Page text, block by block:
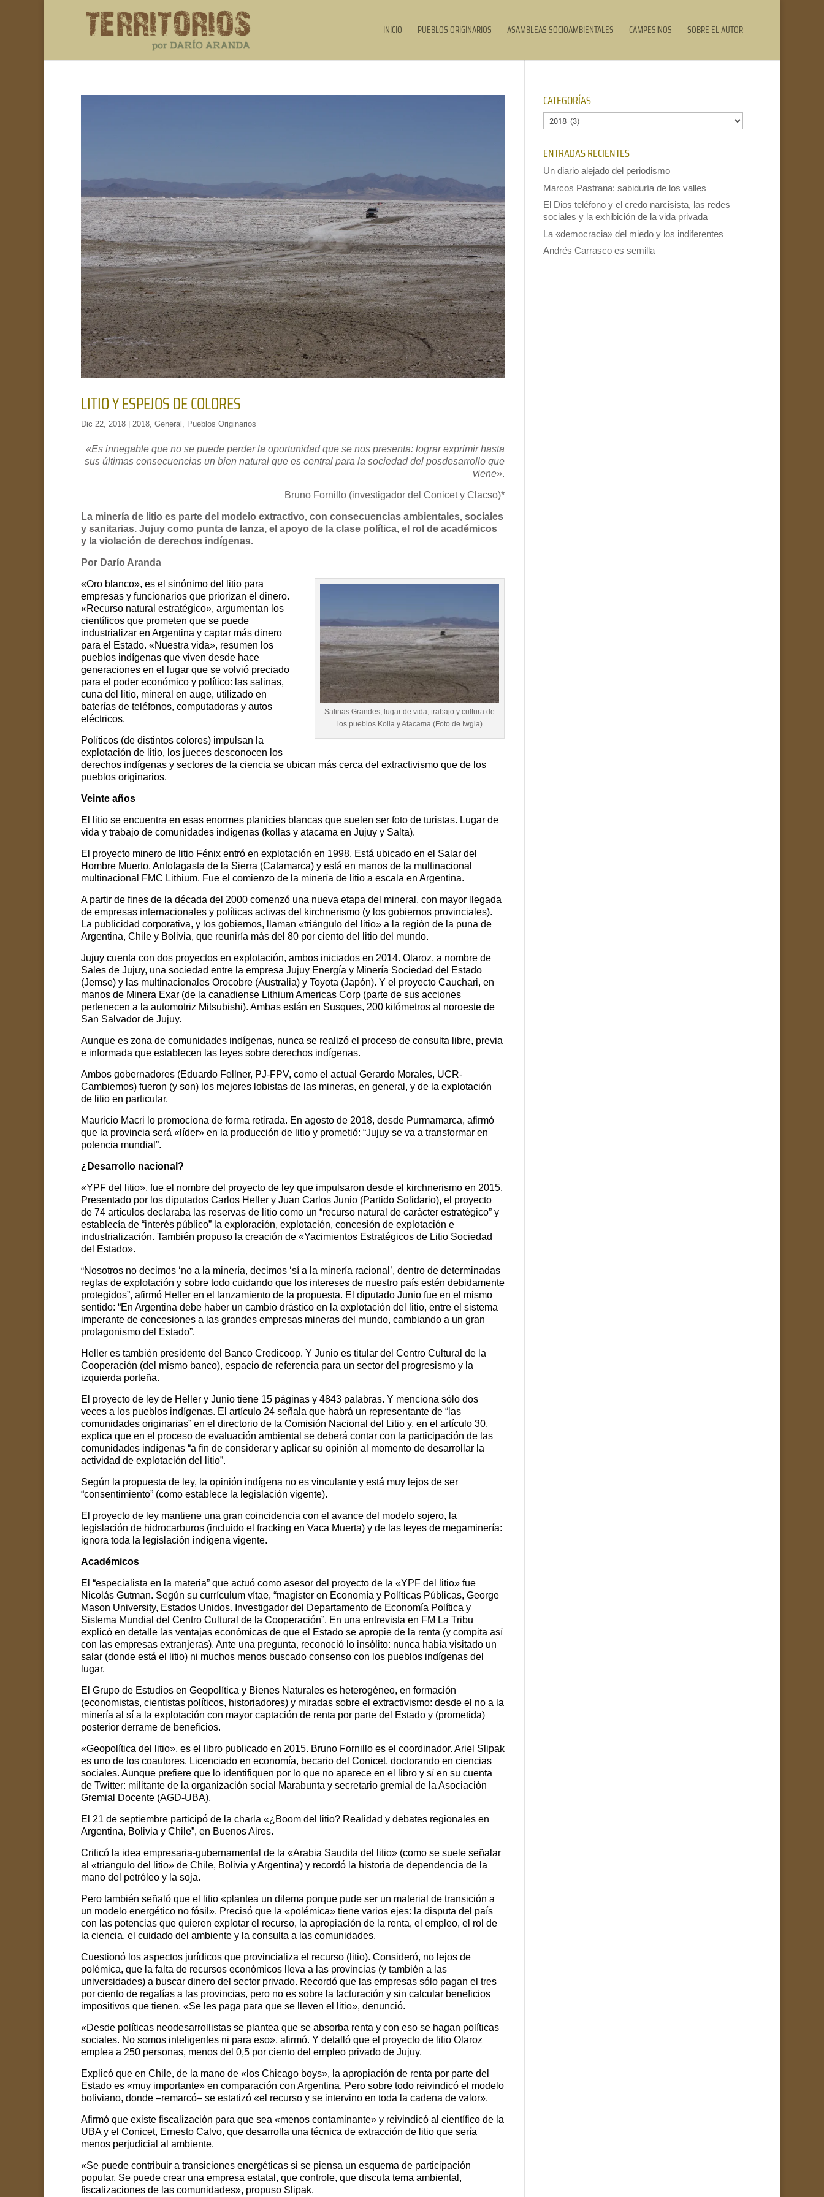
INICIO PUEBLOS ORIGINARIOS ASAMBLEAS SOCIOAMBIENTALES CAMPESINOS SOBRE EL AUTOR
LITIO Y ESPEJOS DE COLORES
Dic 22, 2018 | 2018 General Pueblos Originarios
«Es innegable que no se puede perder la oportunidad que se nos presenta: lograr exprimir hasta
sus últimas consecuencias un bien natural que es central para la sociedad del posdesarrollo que
viene».
Bruno Fornillo (investigador del Conicet y Clacso)*
La minería de litio es parte del modelo extractivo, con consecuencias ambientales, sociales
y sanitarias. Jujuy como punta de lanza, el apoyo de la clase política, el rol de académicos
y la violación de derechos indígenas.
Por Darío Aranda
Salinas Grandes, lugar de vida, trabajo y cultura de
los pueblos Kolla y Atacama (Foto de Iwgia)
«Oro blanco», es el sinónimo del litio para
empresas y funcionarios que priorizan el dinero.
«Recurso natural estratégico», argumentan los
científicos que prometen que se puede
industrializar en Argentina y captar más dinero
para el Estado. «Nuestra vida», resumen los
pueblos indígenas que viven desde hace
generaciones en el lugar que se volvió preciado
para el poder económico y político: las salinas,
cuna del litio, mineral en auge, utilizado en
baterías de teléfonos, computadoras y autos
eléctricos.
Políticos (de distintos colores) impulsan la
explotación de litio, los jueces desconocen los
derechos indígenas y sectores de la ciencia se ubican más cerca del extractivismo que de los
pueblos originarios.
Veinte años
El litio se encuentra en esas enormes planicies blancas que suelen ser foto de turistas. Lugar de
vida y trabajo de comunidades indígenas (kollas y atacama en Jujuy y Salta).
El proyecto minero de litio Fénix entró en explotación en 1998. Está ubicado en el Salar del
Hombre Muerto, Antofagasta de la Sierra (Catamarca) y está en manos de la multinacional
multinacional FMC Lithium. Fue el comienzo de la minería de litio a escala en Argentina.
A partir de fines de la década del 2000 comenzó una nueva etapa del mineral , con mayor llegada
de empresas internacionales y políticas activas del kirchnerismo (y los gobiernos provinciales).
La publicidad corporativa, y los gobiernos, llaman «triángulo del litio» a la región de la puna de
Argentina, Chile y Bolivia, que reuniría más del 80 por ciento del litio del mundo.
Jujuy cuenta con dos proyectos en explotación, ambos iniciados en 2014. Olaroz, a nombre de
Sales de Jujuy, una sociedad entre la empresa Jujuy Energía y Minería Sociedad del Estado
(Jemse) y las multinacionales Orocobre (Australia) y Toyota (Japón). Y el proyecto Cauchari, en
manos de Minera Exar (de la canadiense Lithium Americas Corp (parte de sus acciones
pertenecen a la automotriz Mitsubishi). Ambas están en Susques, 200 kilómetros al noroeste de
San Salvador de Jujuy.
Aunque es zona de comunidades indígenas, nunca se realizó el proceso de consulta libre, previa
e informada que establecen las leyes sobre derechos indígenas.
Ambos gobernadores (Eduardo Fellner, PJ-FPV, como el actual Gerardo Morales, UCR-
Cambiemos) fueron (y son) los mejores lobistas de las mineras, en general, y de la explotación
de litio en particular.
Mauricio Macri lo promociona de forma retirada. En agosto de 2018, desde Purmamarca, afirmó
que la provincia será «líder» en la producción de litio y prometió: “Jujuy se va a transformar en
potencia mundial”.
¿Desarrollo nacional?
«YPF del litio», fue el nombre del proyecto de ley que impulsaron desde el kirchnerismo en 2015.
Presentado por los diputados Carlos Heller y Juan Carlos Junio (Partido Solidario), el proyecto
de 74 artículos declaraba las reservas de litio como un “recurso natural de carácter estratégico” y
establecía de “interés público” la exploración, explotación, concesión de explotación e
industrialización. También propuso la creación de «Yacimientos Estratégicos de Litio Sociedad
del Estado».
“Nosotros no decimos ‘no a la minería, decimos ‘sí a la minería racional’, dentro de determinadas
reglas de explotación y sobre todo cuidando que los intereses de nuestro país estén debidamente
protegidos”, afirmó Heller en el lanzamiento de la propuesta. El diputado Junio fue en el mismo
sentido: “En Argentina debe haber un cambio drástico en la explotación del litio, entre el sistema
imperante de concesiones a las grandes empresas mineras del mundo, cambiando a un gran
protagonismo del Estado”.
Heller es también presidente del Banco Credicoop. Y Junio es titular del Centro Cultural de la
Cooperación (del mismo banco), espacio de referencia para un sector del progresismo y la
izquierda porteña.
El proyecto de ley de Heller y Junio tiene 15 páginas y 4843 palabras. Y menciona sólo dos
veces a los pueblos indígenas. El artículo 24 señala que habrá un representante de “l as
comunidades originarias” en el directorio de la Comisión Nacional del Litio y, en el artículo 30,
explica que en el proceso de evaluación ambiental se deberá contar con la participación de las
comunidades indígenas “a fin de considerar y aplicar su opinión al momento de desarrollar la
actividad de explotación del litio”.
Según la propuesta de ley, l a opinión indígena no es vinculante y está muy lejos de ser
“consentimiento” (como establece la legislación vigente).
El proyecto de ley mantiene una gran coincidencia con el avance del modelo sojero, la
legislación de hidrocarburos (incluido el fracking en Vaca Muerta) y de las leyes de megaminería:
ignora toda la legislación indígena vigente.
Académicos
El “especialista en la materia” que actuó como asesor del proyecto de la «YPF del litio» fue
Nicolás Gutman. Según su currículum vítae, “magister en Economía y Políticas Públicas, George
Mason University, Estados Unidos. Investigador del Departamento de Economía Política y
Sistema Mundial del Centro Cultural de la Cooperación”. En una entrevista en FM La Tribu
explicó en detalle las ventajas económicas de que el Estado se apropie de la renta (y compita así
con las empresas extranjeras). Ante una pregunta, reconoció lo insólito: nunca había visitado un
salar (donde está el litio) ni muchos menos buscado consenso con los pueblos indígenas del
lugar.
El Grupo de Estudios en Geopolítica y Bienes Naturales es heterogéneo, en formación
(economistas, cientistas políticos, historiadores) y miradas sobre el extractivismo: desde el no a la
minería al sí a la explotación con mayor captación de renta por parte del Estado y (prometida)
posterior derrame de beneficios.
«Geopolítica del litio», es el libro publicado en 2015. Bruno Fornillo es el coordinador. Ariel Slipak
es uno de los coautores. Licenciado en economía, becario del Conicet, doctorando en ciencias
sociales. Aunque prefiere que lo identifiquen por lo que no aparece en el libro y sí en su cuenta
de Twitter: militante de la organización social Marabunta y secretario gremial de la Asociación
Gremial Docente (AGD-UBA).
El 21 de septiembre participó de la charla «¿Boom del litio? Realidad y debates regionales en
Argentina, Bolivia y Chile”, en Buenos Aires.
Criticó la idea empresaria-gubernamental de la «Arabia Saudita del litio» (como se suele señalar
al «triangulo del litio» de Chile, Bolivia y Argentina) y recordó la historia de dependencia de la
mano del petróleo y la soja.
Pero también señaló que el litio «plantea un dilema porque pude ser un material de transición a
un modelo energético no fósil». Precisó que la «polémica» tiene varios ejes: la disputa del país
con las potencias que quieren explotar el recurso, la apropiación de la renta, el empleo, el rol de
la ciencia, el cuidado del ambiente y la consulta a las comunidades.
Cuestionó los aspectos jurídicos que provincializa el recurso (litio). Consideró, no lejos de
polémica, que la falta de recursos económicos lleva a las provincias (y también a las
universidades) a buscar dinero del sector privado. Recordó que las empresas sólo pagan el tres
por ciento de regalías a las provincias, pero no es sobre la facturación y sin calcular beneficios
impositivos que tienen. «Se les paga para que se lleven el litio», denunció.
«Desde políticas neodesarrollistas se plantea que se absorba renta y con eso se hagan políticas
sociales. No somos inteligentes ni para eso», afirmó. Y detalló que el proyecto de litio Olaroz
emplea a 250 personas, menos del 0,5 por ciento del empleo privado de Jujuy.
Explicó que en Chile, de la mano de «los Chicago boys», la apropiación de renta por parte del
Estado es «muy importante» en comparación con Argentina. Pero sobre todo reivindicó el modelo
boliviano, donde –remarcó– se estatizó «el recurso y se intervino en toda la cadena de valor».
Afirmó que existe fiscalización para que sea «menos contaminante» y reivindicó al científico de la
UBA y el Conicet, Ernesto Calvo, que desarrolla una técnica de extracción de litio que sería
menos perjudicial al ambiente.
«Se puede contribuir a transiciones energéticas si se piensa un esquema de participación
popular. Se puede crear una empresa estatal, que controle, que discuta tema ambiental,
fiscalizaciones de las comunidades», propuso Slipak.
CATEGORÍAS
Categorías
ENTRADAS RECIENTES
Un diario alejado del periodismo
Marcos Pastrana: sabiduría de los valles
El Dios teléfono y el credo narcisista, las redes
sociales y la exhibición de la vida privada
La «democracia» del miedo y los indiferentes
Andrés Carrasco es semilla